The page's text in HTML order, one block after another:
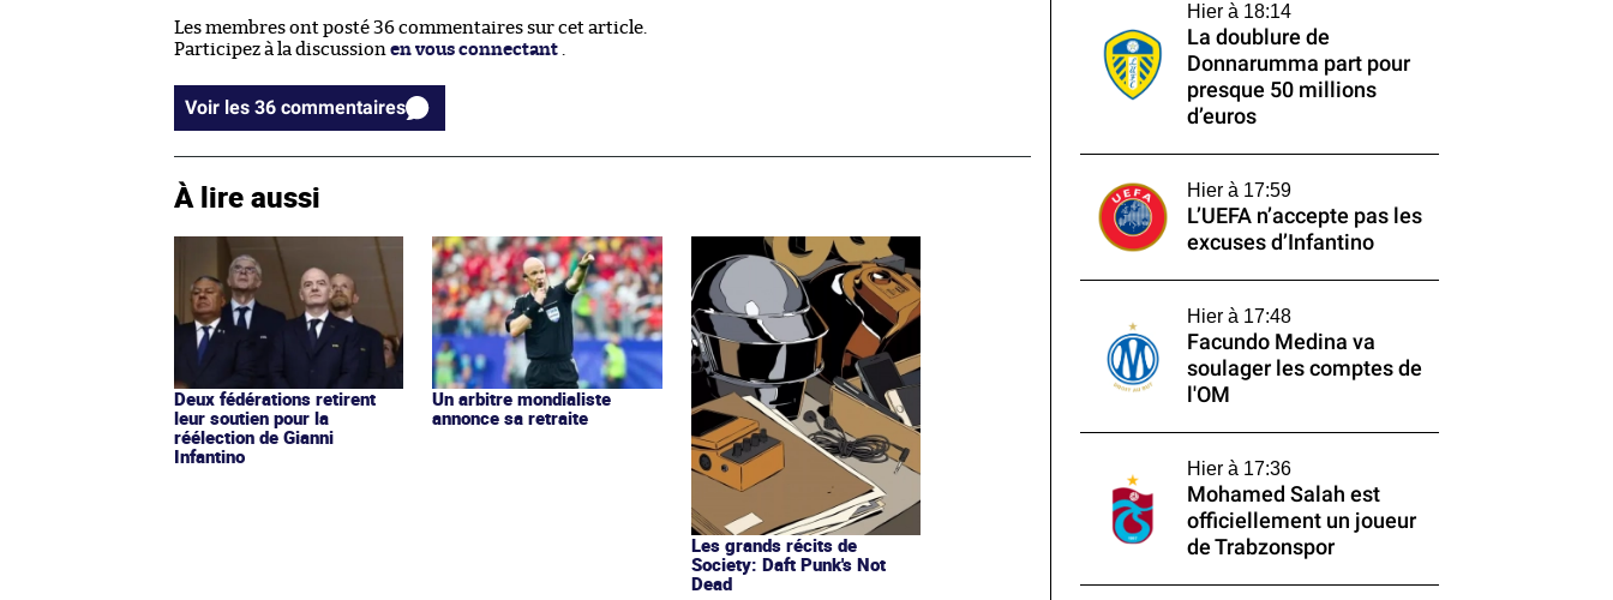
Les membres ont posté 36 commentaires sur cet article.
Participez à la discussion en vous connectant .
Voir les 36 commentaires
À lire aussi
Deux fédérations retirent
leur soutien pour la
réélection de Gianni
Infantino
Un arbitre mondialiste
annonce sa retraite
Les grands récits de
Society: Daft Punk's Not
Dead
Hier à 18:14
La doublure de
Donnarumma part pour
presque 50 millions
d’euros
Hier à 17:59
L’UEFA n’accepte pas les
excuses d’Infantino
Hier à 17:48
Facundo Medina va
soulager les comptes de
l'OM
Hier à 17:36
Mohamed Salah est
officiellement un joueur
de Trabzonspor